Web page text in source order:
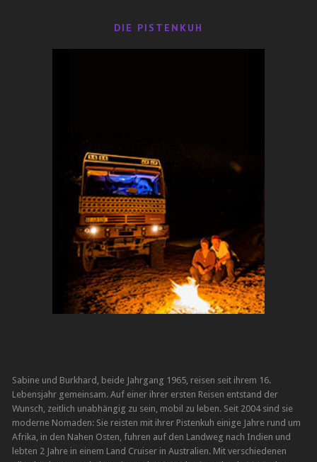
DIE PISTENKUH
Sabine und Burkhard, beide Jahrgang 1965, reisen seit ihrem 16.
Lebensjahr gemeinsam. Auf einer ihrer ersten Reisen entstand der
Wunsch, zeitlich unabhängig zu sein, mobil zu leben. Seit 2004 sind sie
moderne Nomaden: Sie reisten mit ihrer Pistenkuh einige Jahre rund um
Afrika, in den Nahen Osten, fuhren auf den Landweg nach Indien und
lebten 2 Jahre in einem Land Cruiser in Australien. Mit verschiedenen